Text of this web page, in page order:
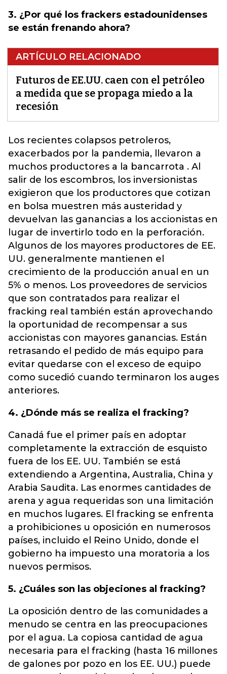
3. ¿Por qué los frackers estadounidenses
se están frenando ahora?
ARTÍCULO RELACIONADO
Futuros de EE.UU. caen con el petróleo
a medida que se propaga miedo a la
recesión
Los recientes colapsos petroleros,
exacerbados por la pandemia, llevaron a
muchos productores a la bancarrota . Al
salir de los escombros, los inversionistas
exigieron que los productores que cotizan
en bolsa muestren más austeridad y
devuelvan las ganancias a los accionistas en
lugar de invertirlo todo en la perforación.
Algunos de los mayores productores de EE.
UU. generalmente mantienen el
crecimiento de la producción anual en un
5% o menos. Los proveedores de servicios
que son contratados para realizar el
fracking real también están aprovechando
la oportunidad de recompensar a sus
accionistas con mayores ganancias. Están
retrasando el pedido de más equipo para
evitar quedarse con el exceso de equipo
como sucedió cuando terminaron los auges
anteriores.
4. ¿Dónde más se realiza el fracking?
Canadá fue el primer país en adoptar
completamente la extracción de esquisto
fuera de los EE. UU. También se está
extendiendo a Argentina, Australia, China y
Arabia Saudita. Las enormes cantidades de
arena y agua requeridas son una limitación
en muchos lugares. El fracking se enfrenta
a prohibiciones u oposición en numerosos
países, incluido el Reino Unido, donde el
gobierno ha impuesto una moratoria a los
nuevos permisos.
5. ¿Cuáles son las objeciones al fracking?
La oposición dentro de las comunidades a
menudo se centra en las preocupaciones
por el agua. La copiosa cantidad de agua
necesaria para el fracking (hasta 16 millones
de galones por pozo en los EE. UU.) puede